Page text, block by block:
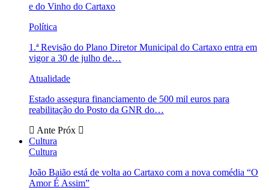
e do Vinho do Cartaxo
Política
1.ª Revisão do Plano Diretor Municipal do Cartaxo entra em
vigor a 30 de julho de…
Atualidade
Estado assegura financiamento de 500 mil euros para
reabilitação do Posto da GNR do…
Ante Próx
Cultura
Cultura
João Baião está de volta ao Cartaxo com a nova comédia “O
Amor É Assim”